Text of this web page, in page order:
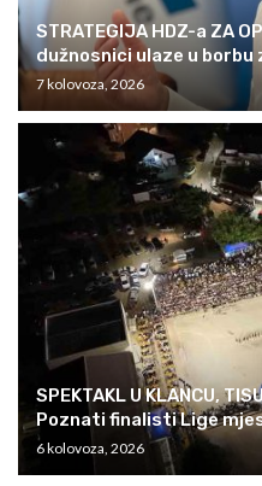
STRATEGIJA HDZ-a ZA
dužnosnici ulaze u borbu
7 kolovoza, 2026
SPEKTAKL U KLANCU,
Poznati finalisti Lige
6 kolovoza, 2026